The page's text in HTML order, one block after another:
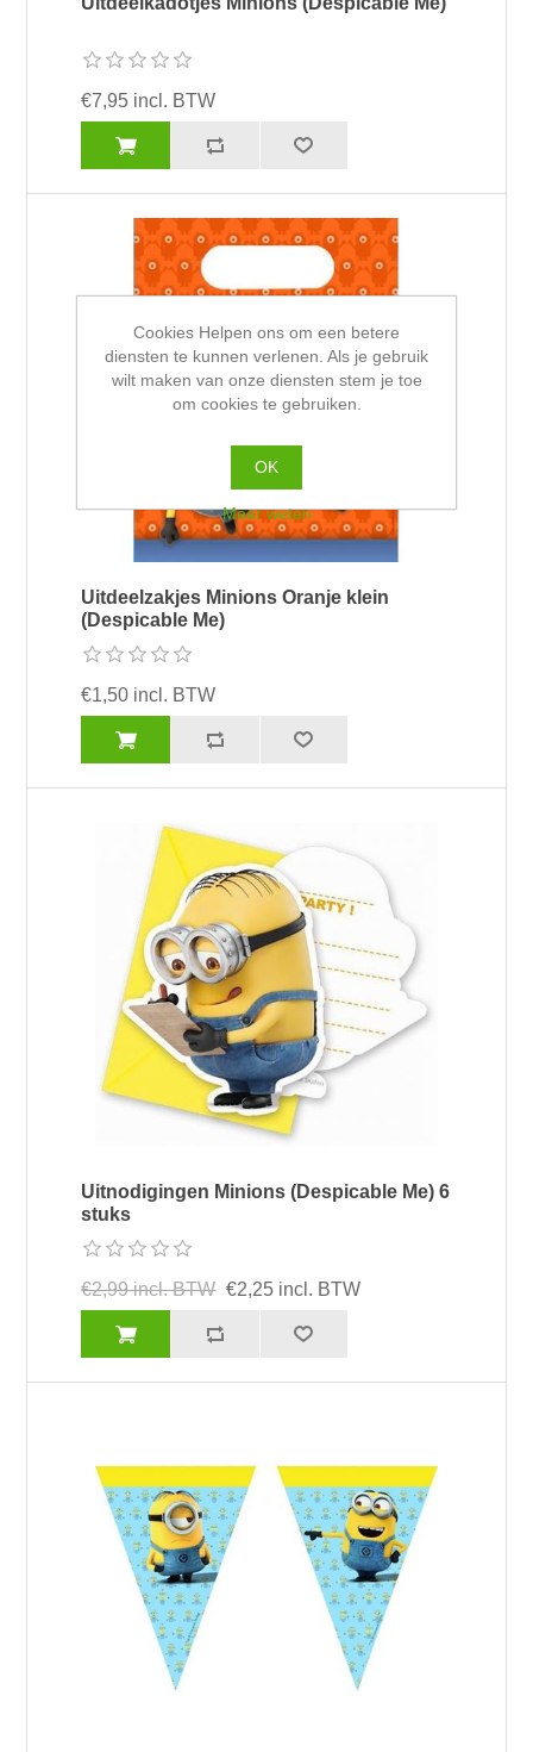
€7,95 incl. BTW
Uitdeelzakjes Minions Oranje klein
(Despicable Me)
€1,50 incl. BTW
Uitnodigingen Minions (Despicable Me) 6
stuks
€2,99 incl. BTW €2,25 incl. BTW
Cookies Helpen ons om een betere
diensten te kunnen verlenen. Als je gebruik
wilt maken van onze diensten stem je toe
om cookies te gebruiken.
OK
Meer weten